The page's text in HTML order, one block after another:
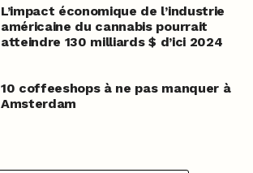
L’impact économique de l’industrie
américaine du cannabis pourrait
atteindre 130 milliards $ d’ici 2024
10 coffeeshops à ne pas manquer à
Amsterdam